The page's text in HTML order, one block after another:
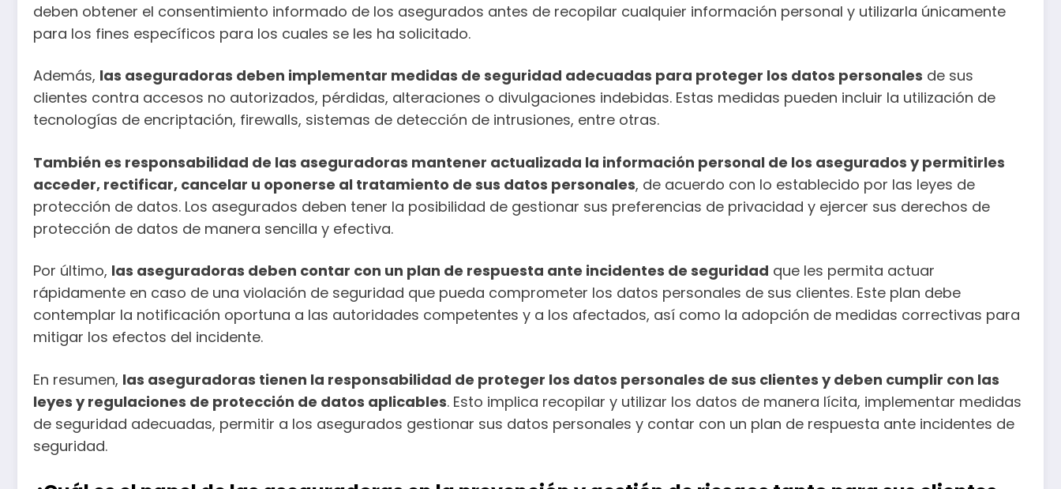
deben obtener el consentimiento informado de los asegurados antes de recopilar cualquier información personal y utilizarla únicamente
para los fines específicos para los cuales se les ha solicitado.
Además, las aseguradoras deben implementar medidas de seguridad adecuadas para proteger los datos personales de sus
clientes contra accesos no autorizados, pérdidas, alteraciones o divulgaciones indebidas. Estas medidas pueden incluir la utilización de
tecnologías de encriptación, firewalls, sistemas de detección de intrusiones, entre otras.
También es responsabilidad de las aseguradoras mantener actualizada la información personal de los asegurados y permitirles
acceder, rectificar, cancelar u oponerse al tratamiento de sus datos personales, de acuerdo con lo establecido por las leyes de
protección de datos. Los asegurados deben tener la posibilidad de gestionar sus preferencias de privacidad y ejercer sus derechos de
protección de datos de manera sencilla y efectiva.
Por último, las aseguradoras deben contar con un plan de respuesta ante incidentes de seguridad que les permita actuar
rápidamente en caso de una violación de seguridad que pueda comprometer los datos personales de sus clientes. Este plan debe
contemplar la notificación oportuna a las autoridades competentes y a los afectados, así como la adopción de medidas correctivas para
mitigar los efectos del incidente.
En resumen, las aseguradoras tienen la responsabilidad de proteger los datos personales de sus clientes y deben cumplir con las
leyes y regulaciones de protección de datos aplicables. Esto implica recopilar y utilizar los datos de manera lícita, implementar medidas
de seguridad adecuadas, permitir a los asegurados gestionar sus datos personales y contar con un plan de respuesta ante incidentes de
seguridad.